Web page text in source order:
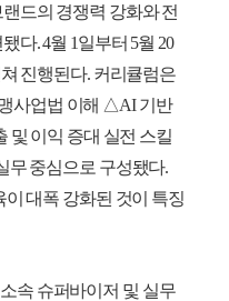
드의 경쟁력 강화와 전
다. 4월 1일부터 5월 20
진행된다. 커리큘럼은
사업법 이해 △AI 기반
및 이익 증대 실전 스킬
무 중심으로 구성됐다.
대폭 강화된 것이 특징
속 슈퍼바이저 및 실무